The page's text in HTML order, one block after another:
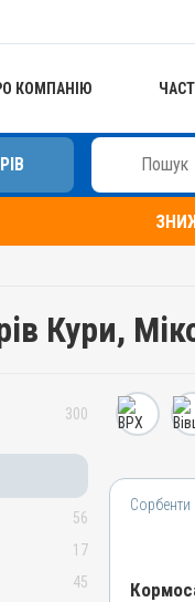
КОМПАНІЮ
Кури,
300
56
17
45
Сорбенти